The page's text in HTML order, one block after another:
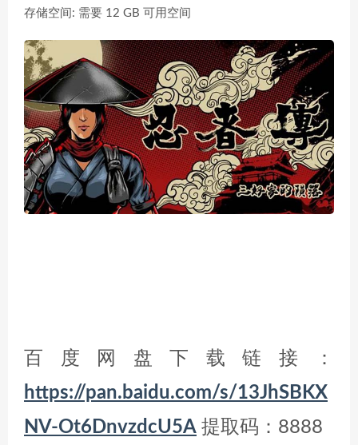
存储空间: 需要 12 GB 可用空间
百度网盘下载链接：
https://pan.baidu.com/s/13JhSBKX
NV-Ot6DnvzdcU5A 提取码：8888